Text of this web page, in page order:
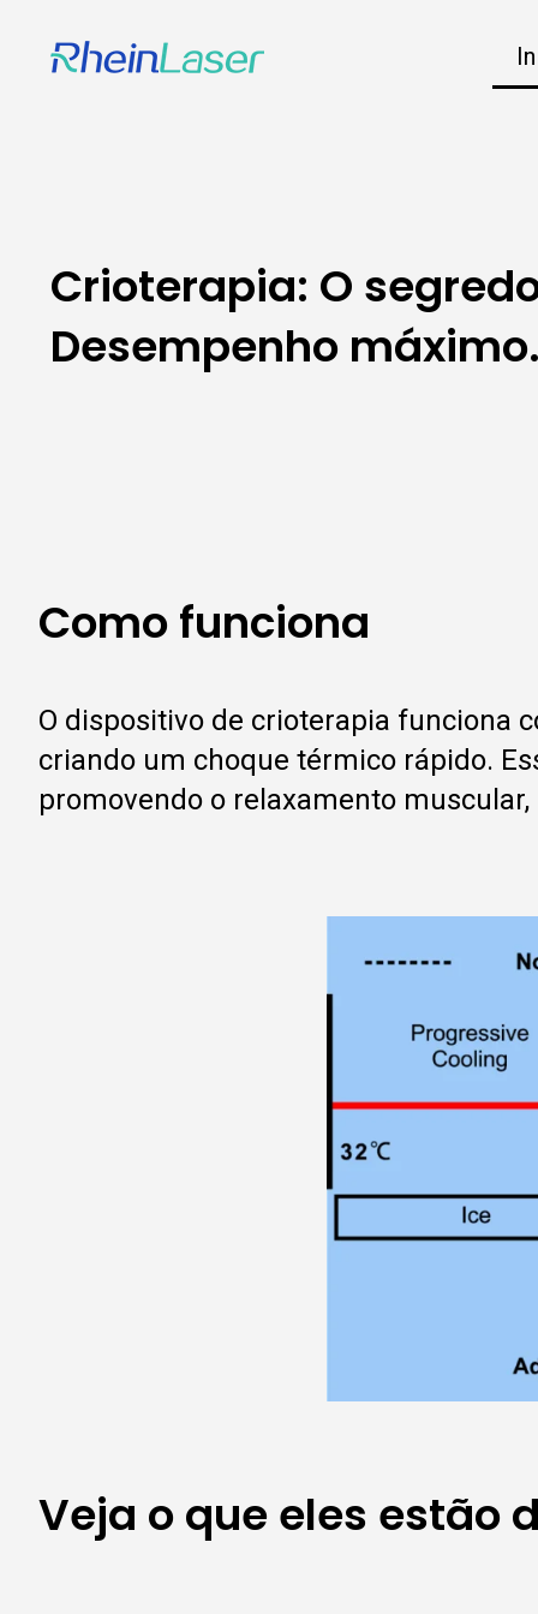
Crioterapia: O
Desempenho
Como funciona
O dispositivo de crioterapia funciona
criando um choque térmico rápido.
promovendo o relaxamento
Veja o que eles estão